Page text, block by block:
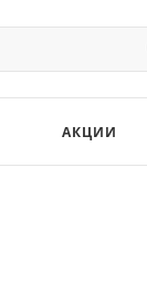
АКЦИИ